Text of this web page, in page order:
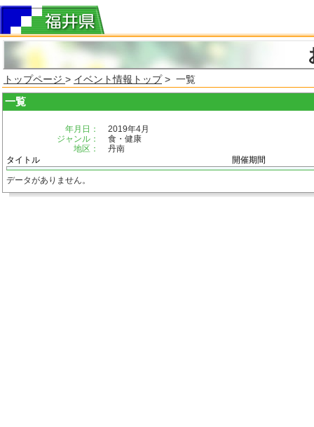
トップページ > イベント情報トップ> 一覧
一覧
年月日：
2019年4月
ジャンル：
食・健康
地区：
丹南
タイトル
開催期間
データがありません。